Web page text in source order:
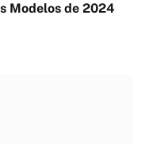
Modelos de 2024